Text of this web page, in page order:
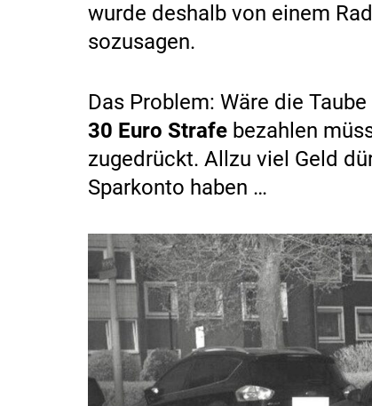
wurde deshalb von einem
sozusagen.
Das Problem: Wäre die
30 Euro Strafe bezahlen
zugedrückt. Allzu viel Geld
Sparkonto haben …